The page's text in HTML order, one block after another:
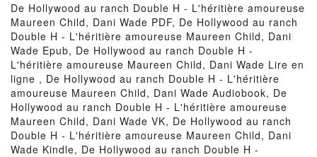
De Hollywood au ranch Double H - L'héritière amoureuse
Maureen Child, Dani Wade PDF, De Hollywood au ranch
Double H - L'héritière amoureuse Maureen Child, Dani
Wade Epub, De Hollywood au ranch Double H -
L'héritière amoureuse Maureen Child, Dani Wade Lire en
ligne , De Hollywood au ranch Double H - L'héritière
amoureuse Maureen Child, Dani Wade Audiobook, De
Hollywood au ranch Double H - L'héritière amoureuse
Maureen Child, Dani Wade VK, De Hollywood au ranch
Double H - L'héritière amoureuse Maureen Child, Dani
Wade Kindle, De Hollywood au ranch Double H -